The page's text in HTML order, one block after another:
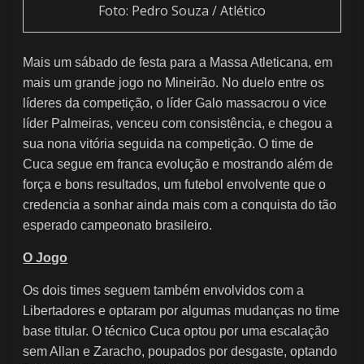
Foto: Pedro Souza / Atlético
Mais um sábado de festa para a Massa Atleticana, em
mais um grande jogo no Mineirão. No duelo entre os
líderes da competição, o líder Galo massacrou o vice
líder Palmeiras, venceu com consistência, e chegou a
sua nona vitória seguida na competição. O time de
Cuca segue em franca evolução e mostrando além de
força e bons resultados, um futebol envolvente que o
credencia a sonhar ainda mais com a conquista do tão
esperado campeonato brasileiro.
O Jogo
Os dois times seguem também envolvidos com a
Libertadores e optaram por algumas mudanças no time
base titular. O técnico Cuca optou por uma escalação
sem Allan e Zaracho, poupados por desgaste, optando